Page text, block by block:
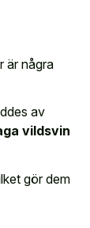
är några
av
vildsvin
gör dem